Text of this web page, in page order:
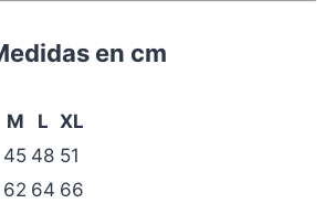
en cm
M L XL
45 48 51
62 64 66